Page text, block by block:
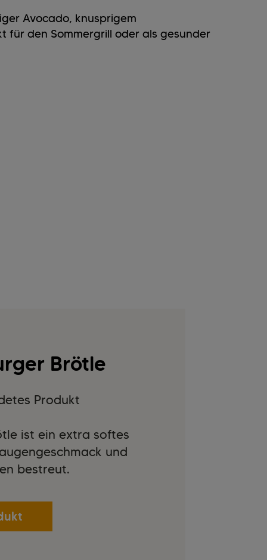
Avocado, knusprigem
für den Sommergrill oder als gesunder
Brötle
Produkt
ist ein extra softes
und
bestreut.